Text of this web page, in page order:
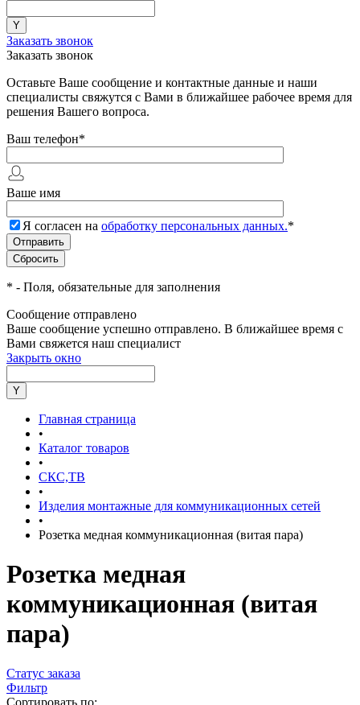
Заказать звонок
Заказать звонок
Оставьте Ваше сообщение и контактные данные и наши
специалисты свяжутся с Вами в ближайшее рабочее время для
решения Вашего вопроса.
Ваш телефон*
Ваше имя
Я согласен на обработку персональных данных.*
* - Поля, обязательные для заполнения
Сообщение отправлено
Ваше сообщение успешно отправлено. В ближайшее время с
Вами свяжется наш специалист
Закрыть окно
Главная страница
•
Каталог товаров
•
СКС,ТВ
•
Изделия монтажные для коммуникационных сетей
•
Розетка медная коммуникационная (витая пара)
Розетка медная
коммуникационная (витая
пара)
Статус заказа
Фильтр
Сортировать по: